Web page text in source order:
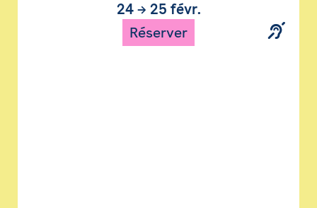
24→ 25 févr.
Réserver